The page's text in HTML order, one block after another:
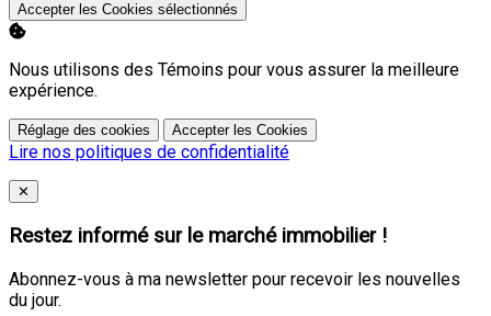
Accepter les Cookies sélectionnés
Nous utilisons des Témoins pour vous assurer la meilleure
expérience.
Réglage des cookies Accepter les Cookies
Lire nos politiques de confidentialité
Close
✕
Restez informé sur le marché immobilier !
Abonnez-vous à ma newsletter pour recevoir les nouvelles
du jour.